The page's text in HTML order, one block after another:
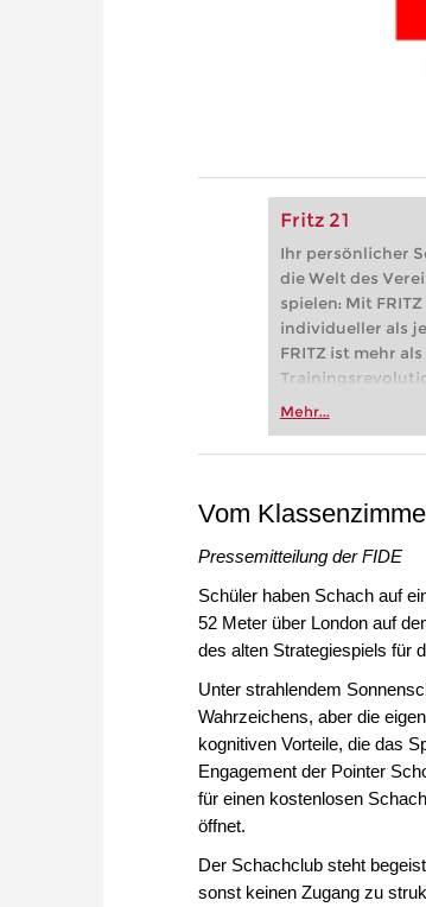
Fritz 21
Ihr persönlicher
die Welt des
spielen: Mit
individueller als
FRITZ ist mehr
Vereinsschachs
zuvor.
Mehr...
Vom
Pressemitteilung der FIDE
Schüler haben Schach auf
52 Meter über London auf
des alten Strategiespiels für
Unter strahlendem
Wahrzeichens, aber die
kognitiven Vorteile, die das
Engagement der Pointer
für einen kostenlosen
öffnet.
Der Schachclub steht
sonst keinen Zugang zu